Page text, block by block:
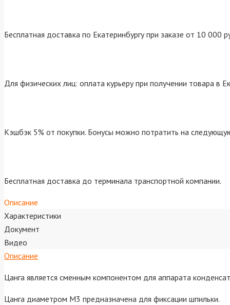
Бесплатная доставка по Екатеринбургу при заказе от 10 000
Для физических лиц: оплата курьеру при получении товара в
Кэшбэк 5% от покупки. Бонусы можно потратить на
Бесплатная доставка до терминала транспортной компании.
Описание
Характеристики
Документ
Видео
Описание
Цанга является сменным компонентом для аппарата
Цанга диаметром M3 предназначена для фиксации шпильки.